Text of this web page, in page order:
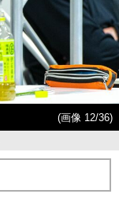
(画像 12/36)